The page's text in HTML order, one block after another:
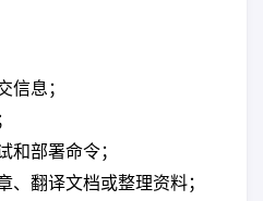
信息；
和部署命令；
、翻译文档或整理资料；